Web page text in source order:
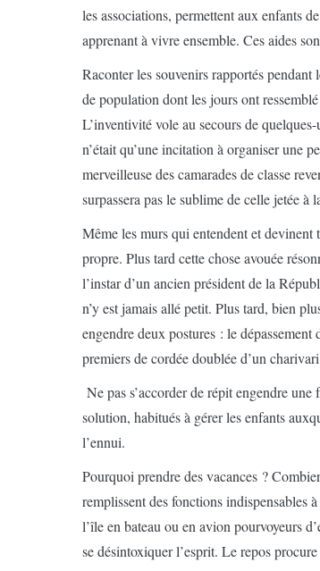
les associations, permettent aux enfants
apprenant à vivre ensemble. Ces aides
Raconter les souvenirs rapportés
de population dont les jours ont
L’inventivité vole au secours de
n’était qu’une incitation à organiser une
merveilleuse des camarades de classe
surpassera pas le sublime de celle jetée à
Même les murs qui entendent et devinent
propre. Plus tard cette chose avouée
l’instar d’un ancien président de la
n’y est jamais allé petit. Plus tard, bien
engendre deux postures : le
premiers de cordée doublée d’un
Ne pas s’accorder de répit engendre
solution, habitués à gérer les enfants
l’ennui.
Pourquoi prendre des vacances ?
remplissent des fonctions indispensables
l’île en bateau ou en avion pourvoyeurs
se désintoxiquer l’esprit. Le repos